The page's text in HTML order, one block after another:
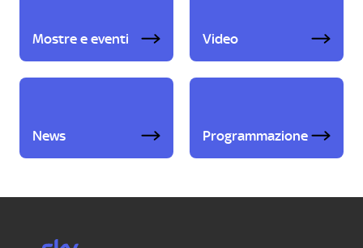
Mostre e eventi Video
News Programmazione